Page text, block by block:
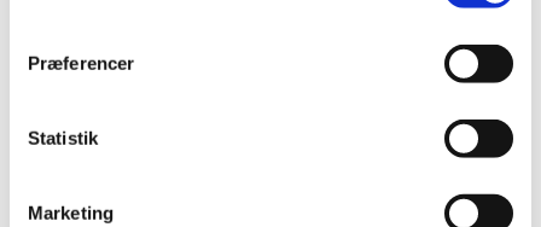
Præferencer
Statistik
Marketing
hvem laver tilstandsrapport?
Tilstandsrapporten udarbejdes af en bygningssagkyndig